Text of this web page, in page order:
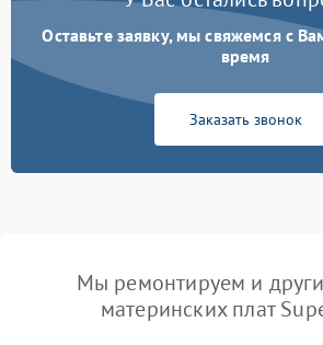
Оставьте заявку, мы свяжемся с
время
Заказать звонок
Мы ремонтируем и
материнских плат